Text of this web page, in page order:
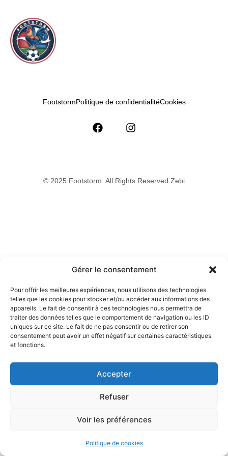
Gérer le consentement
Pour offrir les meilleures expériences, nous utilisons des technologies
telles que les cookies pour stocker et/ou accéder aux informations des
appareils. Le fait de consentir à ces technologies nous permettra de
traiter des données telles que le comportement de navigation ou les ID
uniques sur ce site. Le fait de ne pas consentir ou de retirer son
consentement peut avoir un effet négatif sur certaines caractéristiques
et fonctions.
Accepter
Refuser
Voir les préférences
Politique de cookies
FootstormPolitique de confidentialitéCookies
© 2025 Footstorm. All Rights Reserved Zebi